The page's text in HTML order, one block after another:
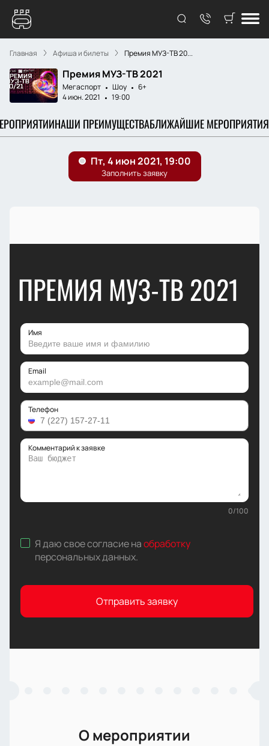
Главная Афиша и билеты Премия МУЗ-ТВ 20...
Премия МУЗ-ТВ 2021
Мегаспорт Шоу
6+
4 июн. 2021
19:00
НАШИ ПРЕИМУЩЕСТВАБЛИЖАЙШИЕ МЕРОПРИЯТИЯ
ПРЕМИЯ МУЗ-ТВ 2021
Имя
Email
Телефон
Комментарий к заявке
0/100
Я даю свое согласие наобработку
персональных данных.
Отправить заявку
О мероприятии